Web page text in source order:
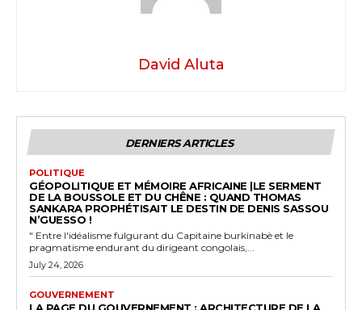
David Aluta
DERNIERS ARTICLES
POLITIQUE
GÉOPOLITIQUE ET MÉMOIRE AFRICAINE |LE SERMENT
DE LA BOUSSOLE ET DU CHÊNE : QUAND THOMAS
SANKARA PROPHÉTISAIT LE DESTIN DE DENIS SASSOU
N’GUESSO !
" Entre l'idéalisme fulgurant du Capitaine burkinabè et le
pragmatisme endurant du dirigeant congolais,...
July 24, 2026
GOUVERNEMENT